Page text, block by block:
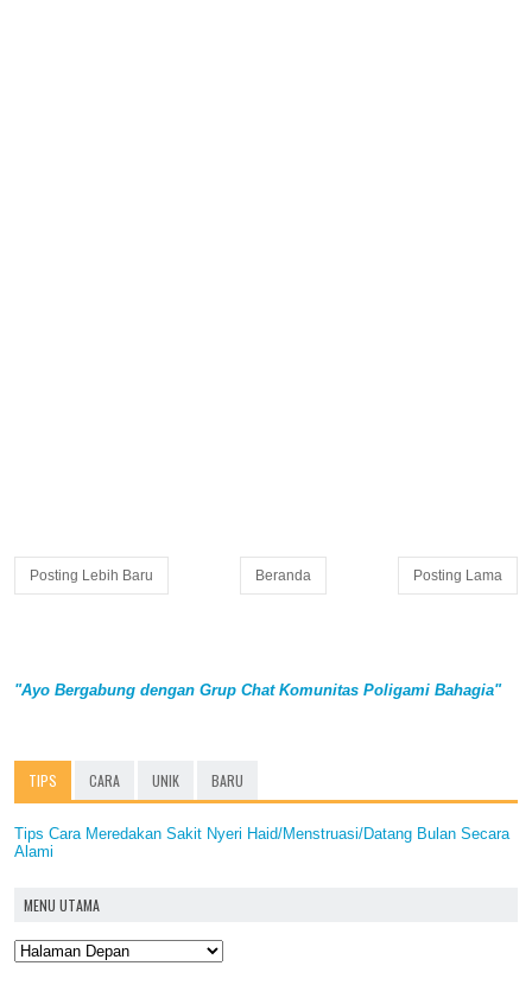
Posting Lebih Baru Posting Lama
Beranda
"Ayo Bergabung dengan Grup Chat Komunitas Poligami Bahagia"
TIPS CARA UNIK BARU
Tips Cara Meredakan Sakit Nyeri Haid/Menstruasi/Datang Bulan Secara
Alami
MENU UTAMA